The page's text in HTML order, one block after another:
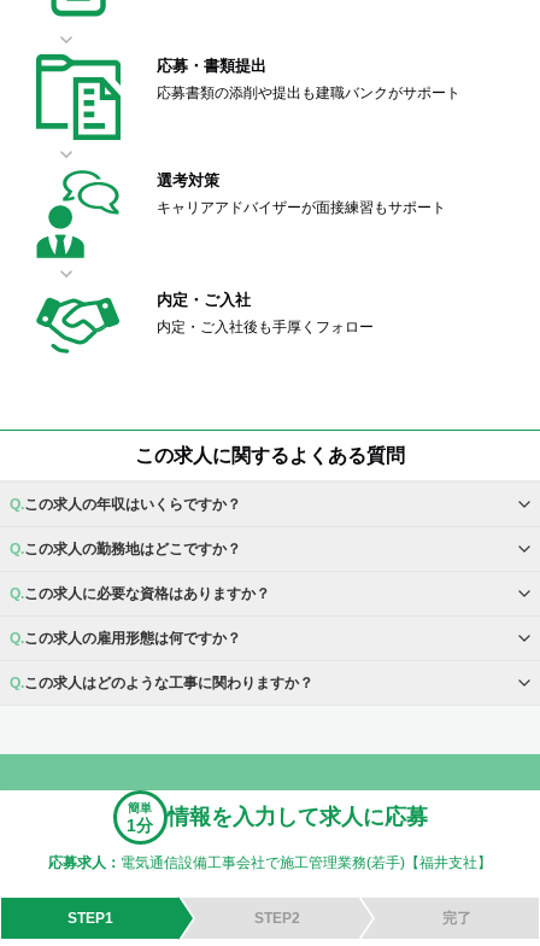
応募・書類提出
応募書類の添削や提出も建職バンクがサポート
選考対策
キャリアアドバイザーが面接練習もサポート
内定・ご入社
内定・ご入社後も手厚くフォロー
この求人に関するよくある質問
この求人の年収はいくらですか？
この求人の勤務地はどこですか？
この求人に必要な資格はありますか？
この求人の雇用形態は何ですか？
この求人はどのような工事に関わりますか？
簡単
1分 情報を入力して求人に応募
応募求人： 電気通信設備工事会社で施工管理業務(若手)【福井支社】
STEP1 STEP2 完了